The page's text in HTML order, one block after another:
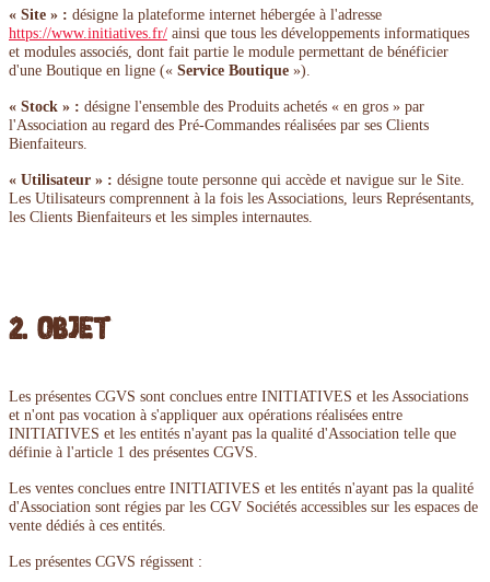
« Site » : désigne la plateforme internet hébergée à l'adresse
https://www.initiatives.fr/ ainsi que tous les développements informatiques
et modules associés, dont fait partie le module permettant de bénéficier
d'une Boutique en ligne (« Service Boutique »).
« Stock » : désigne l'ensemble des Produits achetés « en gros » par
l'Association au regard des Pré-Commandes réalisées par ses Clients
Bienfaiteurs.
« Utilisateur » : désigne toute personne qui accède et navigue sur le Site.
Les Utilisateurs comprennent à la fois les Associations, leurs Représentants,
les Clients Bienfaiteurs et les simples internautes.
2. Objet
Les présentes CGVS sont conclues entre INITIATIVES et les Associations
et n'ont pas vocation à s'appliquer aux opérations réalisées entre
INITIATIVES et les entités n'ayant pas la qualité d'Association telle que
définie à l'article 1 des présentes CGVS.
Les ventes conclues entre INITIATIVES et les entités n'ayant pas la qualité
d'Association sont régies par les CGV Sociétés accessibles sur les espaces de
vente dédiés à ces entités.
Les présentes CGVS régissent :